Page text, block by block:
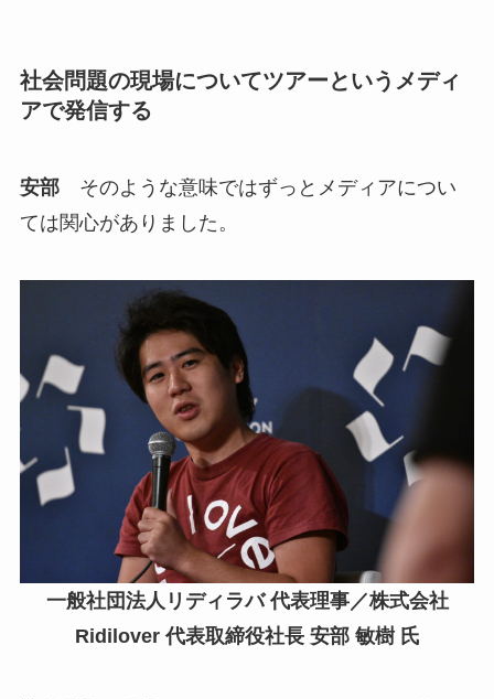
社会問題の現場についてツアーというメディ
アで発信する
安部そのような意味ではずっとメディアについ
ては関心がありました。
一般社団法人リディラバ 代表理事／株式会社
Ridilover 代表取締役社長 安部 敏樹 氏